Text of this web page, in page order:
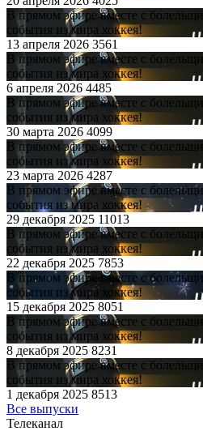
В прямом эфире вместе с
события из мира хоккея!
13 апреля 2026 3561
В прямом эфире вместе с
события из мира хоккея!
6 апреля 2026 4485
В прямом эфире вместе с
события из мира хоккея!
30 марта 2026 4099
В прямом эфире вместе с
события из мира хоккея!
23 марта 2026 4287
В прямом эфире вместе с
события из мира хоккея!
29 декабря 2025 11013
В прямом эфире вместе с
события из мира хоккея!
22 декабря 2025 7853
В прямом эфире вместе с
события из мира хоккея!
15 декабря 2025 8051
В прямом эфире вместе с
события из мира хоккея!
8 декабря 2025 8231
В прямом эфире вместе с
события из мира хоккея!
1 декабря 2025 8513
Все выпуски
Телеканал